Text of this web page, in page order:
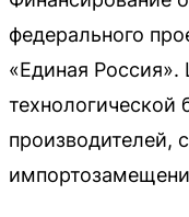
федерального
«Единая
технологической
производителей,